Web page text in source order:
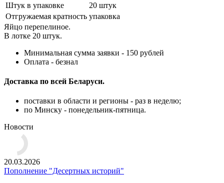
Штук в упаковке
20 штук
Отгружаемая кратность упаковка
Яйцо перепелиное.
В лотке 20 штук.
Минимальная сумма заявки - 150 рублей
Оплата - безнал
Доставка по всей Беларуси.
поставки в области и регионы - раз в неделю;
по Минску - понедельник-пятница.
Новости
20.03.2026
Пополнение "Десертных историй"